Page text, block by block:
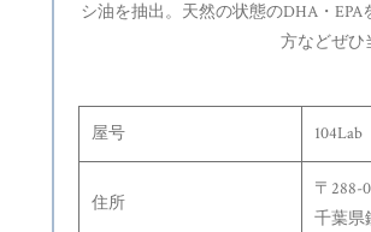
シ油を抽出。天然の状態のDHA・
方などぜひ
屋号 104Lab
住所
〒288-
千葉県